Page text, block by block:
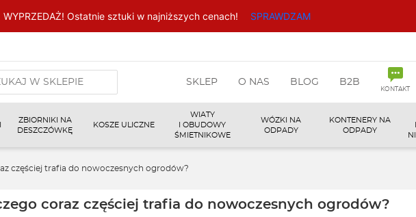
WYPRZEDAŻ! Ostatnie sztuki w najniższych cenach! SPRAWDZAM
SKLEP O NAS BLOG B2B
KONTAKT
ZBIORNIKI NA
DESZCZÓWKĘ
KOSZE ULICZNE
WIATY
I OBUDOWY
ŚMIETNIKOWE
WÓZKI NA
ODPADY
KONTENERY NA
ODPADY
częściej trafia do nowoczesnych ogrodów?
coraz częściej trafia do nowoczesnych ogrodów?